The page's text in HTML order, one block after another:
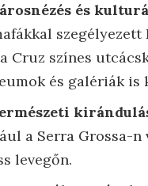
és
szegélyezett
Cruz színes
és galériák is
a Serra Grossa-
levegőn.